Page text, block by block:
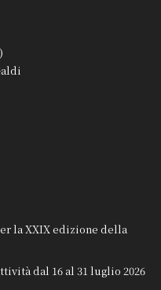
la XXIX edizione della
dal 16 al 31 luglio 2026